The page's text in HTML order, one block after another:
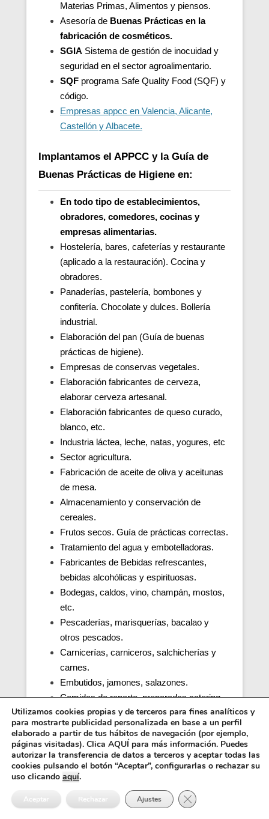
Materias Primas, Alimentos y piensos.
Asesoría de Buenas Prácticas en la
fabricación de cosméticos.
SGIA Sistema de gestión de inocuidad y
seguridad en el sector agroalimentario.
SQF programa Safe Quality Food (SQF) y
código.
Empresas appcc en Valencia, Alicante,
Castellón y Albacete.
Implantamos el APPCC y la Guía de
Buenas Prácticas de Higiene en:
En todo tipo de establecimientos,
obradores, comedores, cocinas y
empresas alimentarias.
Hostelería, bares, cafeterías y restaurante
(aplicado a la restauración). Cocina y
obradores.
Panaderías, pastelería, bombones y
confitería. Chocolate y dulces. Bollería
industrial.
Elaboración del pan (Guía de buenas
prácticas de higiene).
Empresas de conservas vegetales.
Elaboración fabricantes de cerveza,
elaborar cerveza artesanal.
Elaboración fabricantes de queso curado,
blanco, etc.
Industria láctea, leche, natas, yogures, etc
Sector agricultura.
Fabricación de aceite de oliva y aceitunas
de mesa.
Almacenamiento y conservación de
cereales.
Frutos secos. Guía de prácticas correctas.
Tratamiento del agua y embotelladoras.
Fabricantes de Bebidas refrescantes,
bebidas alcohólicas y espirituosas.
Bodegas, caldos, vino, champán, mostos,
etc.
Pescaderías, marisquerías, bacalao y
otros pescados.
Carnicerías, carniceros, salchicherías y
carnes.
Embutidos, jamones, salazones.
Comidas de reparto, preparadas catering.
Productos de café.
Cocinas de colegios, comedores
escolares, guarderías, parvularios.
Cocinas y comedores de residencias de
ancianos (tercera edad).
penitenciarias.
Utilizamos cookies propias y de terceros para fines analíticos y
para mostrarte publicidad personalizada en base a un perfil
elaborado a partir de tus hábitos de navegación (por ejemplo,
páginas visitadas). Clica AQUÍ para más información. Puedes
autorizar la transferencia de datos a terceros y aceptar todas las
cookies pulsando el botón “Aceptar”, configurarlas o rechazar su
uso clicando aquí.
Aceptar Rechazar Ajustes Cerrar el banner de